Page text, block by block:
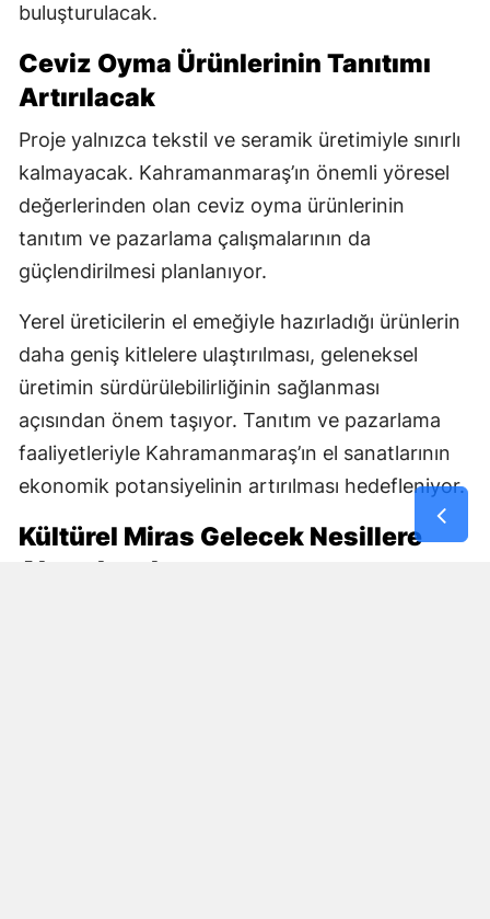
buluşturulacak.
Ceviz Oyma Ürünlerinin Tanıtımı
Artırılacak
Proje yalnızca tekstil ve seramik üretimiyle sınırlı
kalmayacak. Kahramanmaraş’ın önemli yöresel
değerlerinden olan ceviz oyma ürünlerinin
tanıtım ve pazarlama çalışmalarının da
güçlendirilmesi planlanıyor.
Yerel üreticilerin el emeğiyle hazırladığı ürünlerin
daha geniş kitlelere ulaştırılması, geleneksel
üretimin sürdürülebilirliğinin sağlanması
açısından önem taşıyor. Tanıtım ve pazarlama
faaliyetleriyle Kahramanmaraş’ın el sanatlarının
ekonomik potansiyelinin artırılması hedefleniyor.
Kültürel Miras Gelecek Nesillere
Aktarılacak